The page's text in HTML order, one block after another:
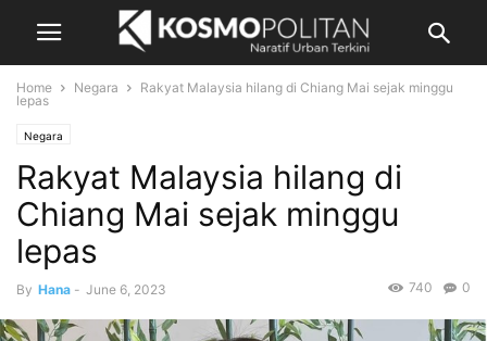
Home Negara
Rakyat Malaysia hilang di Chiang Mai sejak minggu
lepas
Negara
Rakyat Malaysia hilang di
Chiang Mai sejak minggu
lepas
By Hana - June 6, 2023 0
740